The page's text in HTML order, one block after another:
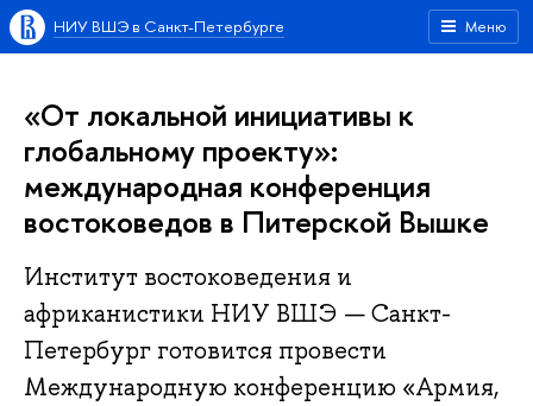
Меню
НИУ ВШЭ в Санкт-Петербурге
«От локальной инициативы к
глобальному проекту»:
международная конференция
востоковедов в Питерской Вышке
Институт востоковедения и
африканистики НИУ ВШЭ — Санкт-
Петербург готовится провести
Международную конференцию «Армия,